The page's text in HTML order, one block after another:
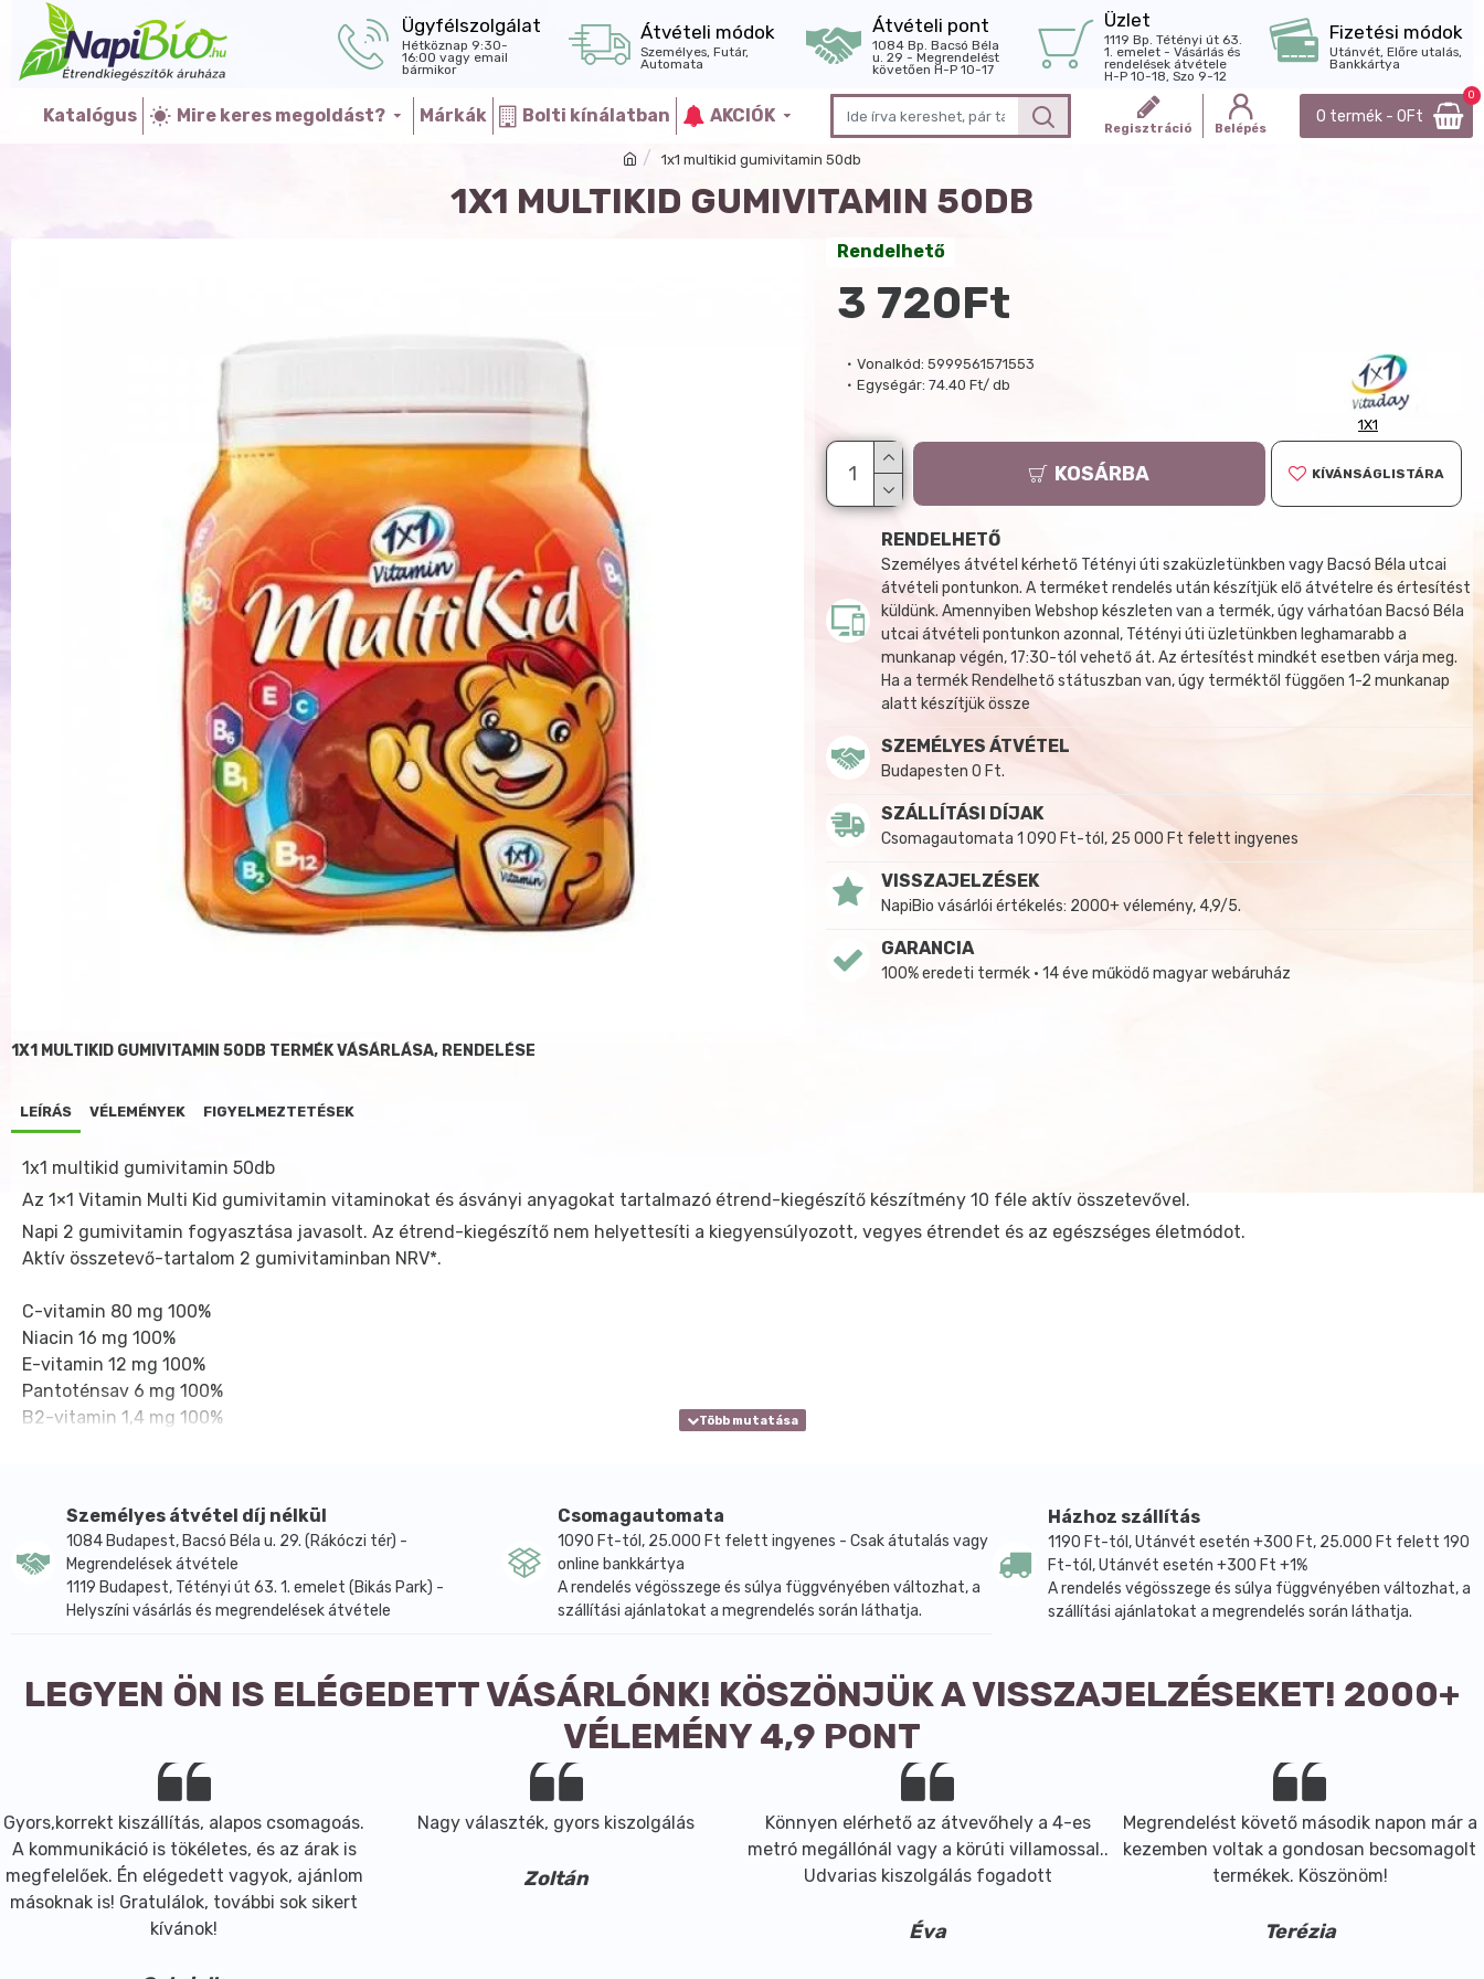
Ügyfélszolgálat
Hétköznap 9:30-
16:00 vagy email
bármikor
Átvételi módok
Személyes, Futár,
Automata
Átvételi pont
1084 Bp. Bacsó Béla
u. 29 - Megrendelést
követően H-P 10-17
Üzlet
1119 Bp. Tétényi út 63.
1. emelet - Vásárlás és
rendelések átvétele
H-P 10-18, Szo 9-12
Fizetési módok
Utánvét, Előre utalás,
Bankkártya
Katalógus Mire keres megoldást? Márkák Bolti kínálatban AKCIÓK
Regisztráció Belépés
0 termék - 0Ft
0
1x1 multikid gumivitamin 50db
1X1 MULTIKID GUMIVITAMIN 50DB
Vonalkód: 5999561571553
Egységár: 74.40 Ft/ db
1X1
Rendelhető
3 720Ft
KOSÁRBA KÍVÁNSÁGLISTÁRA
RENDELHETŐ
Személyes átvétel kérhető Tétényi úti szaküzletünkben vagy Bacsó Béla utcai
átvételi pontunkon. A terméket rendelés után készítjük elő átvételre és értesítést
küldünk. Amennyiben Webshop készleten van a termék, úgy várhatóan Bacsó Béla
utcai átvételi pontunkon azonnal, Tétényi úti üzletünkben leghamarabb a
munkanap végén, 17:30-tól vehető át. Az értesítést mindkét esetben várja meg.
Ha a termék Rendelhető státuszban van, úgy terméktől függően 1-2 munkanap
alatt készítjük össze
SZEMÉLYES ÁTVÉTEL
Budapesten 0 Ft.
SZÁLLÍTÁSI DÍJAK
Csomagautomata 1 090 Ft-tól, 25 000 Ft felett ingyenes
VISSZAJELZÉSEK
NapiBio vásárlói értékelés: 2000+ vélemény, 4,9/5.
GARANCIA
100% eredeti termék • 14 éve működő magyar webáruház
1X1 MULTIKID GUMIVITAMIN 50DB TERMÉK VÁSÁRLÁSA, RENDELÉSE
LEÍRÁS VÉLEMÉNYEK FIGYELMEZTETÉSEK
1x1 multikid gumivitamin 50db
Az 1×1 Vitamin Multi Kid gumivitamin vitaminokat és ásványi anyagokat tartalmazó étrend-kiegészítő készítmény 10 féle aktív összetevővel.
Napi 2 gumivitamin fogyasztása javasolt. Az étrend-kiegészítő nem helyettesíti a kiegyensúlyozott, vegyes étrendet és az egészséges életmódot.
Aktív összetevő-tartalom 2 gumivitaminban NRV*.
C-vitamin 80 mg 100%
Niacin 16 mg 100%
E-vitamin 12 mg 100%
Pantoténsav 6 mg 100%
B2-vitamin 1,4 mg 100%
Folsav 200 µg 100%
B12-vitamin 2,5 µg 100%
*NRV = napi beviteli referenciaérték felnőttek esetében.
Kiszerelés: 50 db gumivitamin műanyag tégelyben.
Személyes átvétel díj nélkül
1084 Budapest, Bacsó Béla u. 29. (Rákóczi tér) -
Megrendelések átvétele
1119 Budapest, Tétényi út 63. 1. emelet (Bikás Park) -
Helyszíni vásárlás és megrendelések átvétele
Csomagautomata
1090 Ft-tól, 25.000 Ft felett ingyenes - Csak átutalás vagy
online bankkártya
A rendelés végösszege és súlya függvényében változhat, a
szállítási ajánlatokat a megrendelés során láthatja.
Házhoz szállítás
1190 Ft-tól, Utánvét esetén +300 Ft, 25.000 Ft felett 190
Ft-tól, Utánvét esetén +300 Ft +1%
A rendelés végösszege és súlya függvényében változhat, a
szállítási ajánlatokat a megrendelés során láthatja.
LEGYEN ÖN IS ELÉGEDETT VÁSÁRLÓNK! KÖSZÖNJÜK A VISSZAJELZÉSEKET! 2000+
VÉLEMÉNY 4,9 PONT
Gyors,korrekt kiszállítás, alapos csomagoás.
A kommunikáció is tökéletes, és az árak is
megfelelőek. Én elégedett vagyok, ajánlom
másoknak is! Gratulálok, további sok sikert
kívánok!
Nagy választék, gyors kiszolgálás
Zoltán
Könnyen elérhető az átvevőhely a 4-es
metró megállónál vagy a körúti villamossal..
Udvarias kiszolgálás fogadott
Éva
Megrendelést követő második napon már a
kezemben voltak a gondosan becsomagolt
termékek. Köszönöm!
Terézia